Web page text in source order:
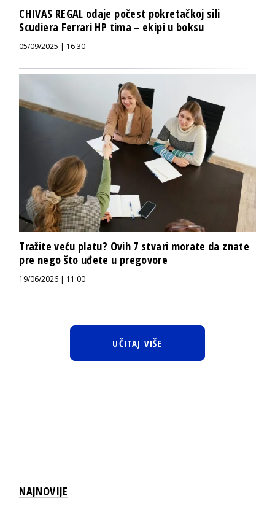
CHIVAS REGAL odaje počest pokretačkoj sili
Scudiera Ferrari HP tima – ekipi u boksu
05/09/2025 | 16:30
Tražite veću platu? Ovih 7 stvari morate da znate
pre nego što uđete u pregovore
19/06/2026 | 11:00
UČITAJ VIŠE
NAJNOVIJE